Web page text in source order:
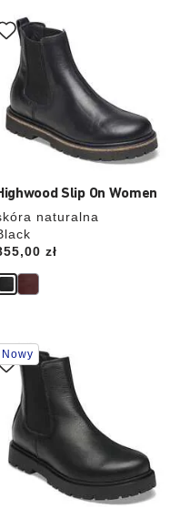
Slip On Women
naturalna
zł
Nowy